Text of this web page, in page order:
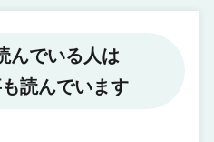
んでいる人は
読んでいます